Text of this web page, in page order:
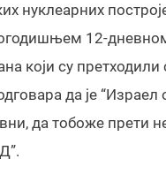
12-
који су
да је
да тобоже прети